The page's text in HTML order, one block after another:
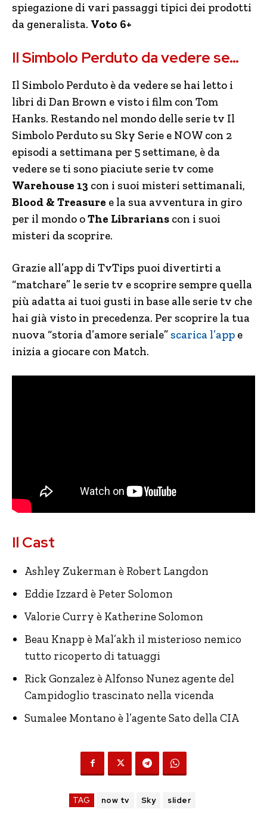
spiegazione di vari passaggi tipici dei prodotti
da generalista. Voto 6+
Il Simbolo Perduto da vedere se…
Il Simbolo Perduto è da vedere se hai letto i
libri di Dan Brown e visto i film con Tom
Hanks. Restando nel mondo delle serie tv Il
Simbolo Perduto su Sky Serie e NOW con 2
episodi a settimana per 5 settimane, è da
vedere se ti sono piaciute serie tv come
Warehouse 13 con i suoi misteri settimanali,
Blood & Treasure e la sua avventura in giro
per il mondo oThe Librarians con i suoi
misteri da scoprire.
Grazie all’app di TvTips puoi divertirti a
“matchare” le serie tv e scoprire sempre quella
più adatta ai tuoi gusti in base alle serie tv che
hai già visto in precedenza. Per scoprire la tua
nuova “storia d’amore seriale” scarica l’app e
inizia a giocare con Match.
Il Cast
Ashley Zukerman è Robert Langdon
Eddie Izzard è Peter Solomon
Valorie Curry è Katherine Solomon
Beau Knapp è Mal’akh il misterioso nemico
tutto ricoperto di tatuaggi
Rick Gonzalez è Alfonso Nunez agente del
Campidoglio trascinato nella vicenda
Sumalee Montano è l’agente Sato della CIA
TAG now tv Sky slider